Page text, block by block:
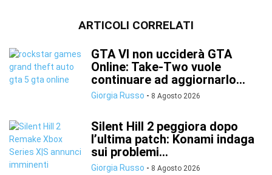
ARTICOLI CORRELATI
GTA VI non ucciderà GTA
Online: Take-Two vuole
continuare ad aggiornarlo...
Giorgia Russo - 8 Agosto 2026
Silent Hill 2 peggiora dopo
l’ultima patch: Konami indaga
sui problemi...
Giorgia Russo - 8 Agosto 2026